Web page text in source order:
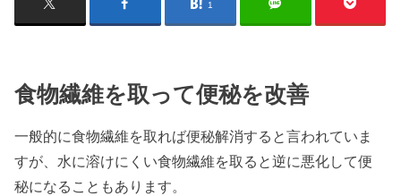
1
食物繊維を取って便秘を改善
一般的に食物繊維を取れば便秘解消すると言われていま
すが、水に溶けにくい食物繊維を取ると逆に悪化して便
秘になることもあります。